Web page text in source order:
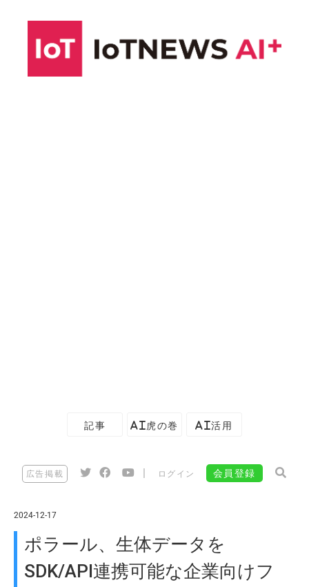
記事 AI虎の巻 AI活用
広告掲載 ログイン 会員登録
2024-12-17
ポラール、生体データを
SDK/API連携可能な企業向けフ